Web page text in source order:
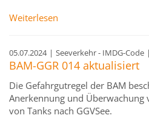
Weiterlesen
05.07.2024 | Seeverkehr - IMDG-Code |
BAM-GGR 014 aktualisiert
Die Gefahrgutregel der BAM
Anerkennung und
von Tanks nach GGVSee.